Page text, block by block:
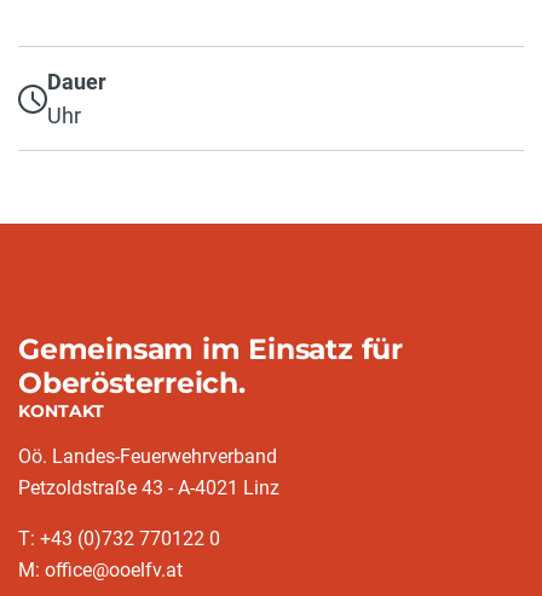
Dauer
Uhr
Gemeinsam im Einsatz für
Oberösterreich.
KONTAKT
Oö. Landes-Feuerwehrverband
Petzoldstraße 43 - A-4021 Linz
T: +43 (0)732 770122 0
M: office@ooelfv.at